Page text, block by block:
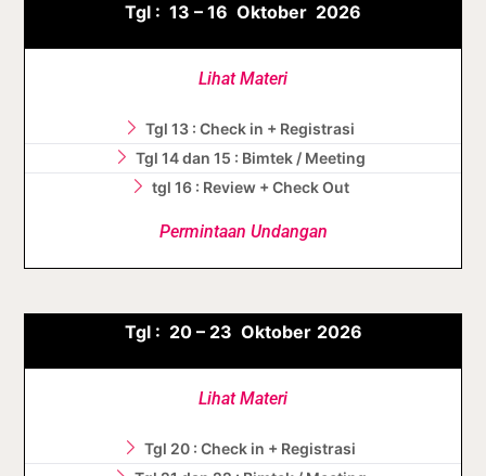
Tgl : 13 – 16 Oktober 2026
Lihat Materi
Tgl 13 : Check in + Registrasi
Tgl 14 dan 15 : Bimtek / Meeting
tgl 16 : Review + Check Out
Permintaan Undangan
Tgl : 20 – 23 Oktober 2026
Lihat Materi
Tgl 20 : Check in + Registrasi